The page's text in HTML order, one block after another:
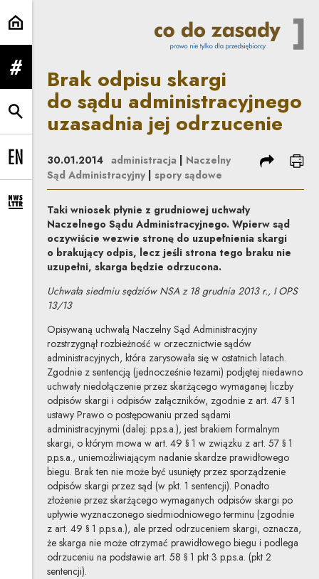
Brak odpisu skargi do sądu
rozwiń menu
rozwiń wyszukiwarkę
Change language to EN
rozwiń formularz zapisu na newsletter
Brak odpisu skargi
do sądu administracyjnego
uzasadnia jej odrzucenie
30.01.2014 administracja
Naczelny
Sąd Administracyjny| spory sądowe
podziel się
Taki wniosek płynie z grudniowej uchwały
Naczelnego Sądu Administracyjnego. Wpierw sąd
oczywiście wezwie stronę do uzupełnienia skargi
o brakujący odpis, lecz jeśli strona tego braku nie
uzupełni, skarga będzie odrzucona.
Uchwała siedmiu sędziów NSA z 18 grudnia 2013 r., I OPS
13/13
Opisywaną uchwałą Naczelny Sąd Administracyjny
rozstrzygnął rozbieżność w orzecznictwie sądów
administracyjnych, która zarysowała się w ostatnich latach.
Zgodnie z sentencją (jednocześnie tezami) podjętej niedawno
uchwały niedołączenie przez skarżącego wymaganej liczby
odpisów skargi i odpisów załączników, zgodnie z art. 47 § 1
ustawy Prawo o postępowaniu przed sądami
administracyjnymi (dalej: p.p.s.a.), jest brakiem formalnym
skargi, o którym mowa w art. 49 § 1 w związku z art. 57 § 1
p.p.s.a., uniemożliwiającym nadanie skardze prawidłowego
biegu. Brak ten nie może być usunięty przez sporządzenie
odpisów skargi przez sąd (w pkt. 1 sentencji). Ponadto
złożenie przez skarżącego wymaganych odpisów skargi po
upływie wyznaczonego siedmiodniowego terminu (zgodnie
z art. 49 § 1 p.p.s.a.), ale przed odrzuceniem skargi, oznacza,
że skarga nie może otrzymać prawidłowego biegu i podlega
odrzuceniu na podstawie art. 58 § 1 pkt 3 p.p.s.a. (pkt 2
sentencji).